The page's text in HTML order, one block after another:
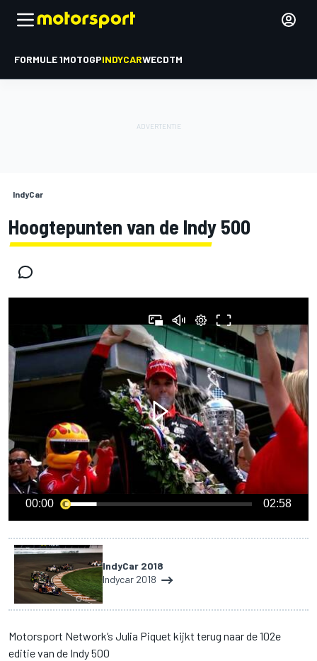
FORMULE 1MOTOGPINDYCARWECDTM
IndyCar
Hoogtepunten van de Indy 500
00:00 02:58
IndyCar 2018
Indycar 2018
Motorsport Network’s Julia Piquet kijkt terug naar de 102e
editie van de Indy 500